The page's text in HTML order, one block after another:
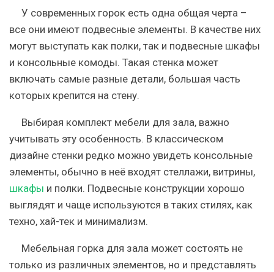
У современных горок есть одна общая черта –
все они имеют подвесные элементы. В качестве них
могут выступать как полки, так и подвесные шкафы
и консольные комоды. Такая стенка может
включать самые разные детали, большая часть
которых крепится на стену.
Выбирая комплект мебели для зала, важно
учитывать эту особенность. В классическом
дизайне стенки редко можно увидеть консольные
элементы, обычно в неё входят стеллажи, витрины,
шкафы и полки. Подвесные конструкции хорошо
выглядят и чаще используются в таких стилях, как
техно, хай-тек и минимализм.
Мебельная горка для зала может состоять не
только из различных элементов, но и представлять